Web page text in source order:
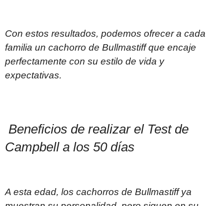
Con estos resultados, podemos ofrecer a cada
familia un cachorro de Bullmastiff que encaje
perfectamente con su estilo de vida y
expectativas.
Beneficios de realizar el Test de
Campbell a los 50 días
A esta edad, los cachorros de Bullmastiff ya